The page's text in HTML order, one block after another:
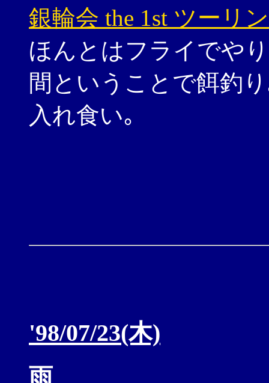
銀輪会 the 1st ツーリ
ほんとはフライでや
間ということで餌釣
入れ食い｡
'98/07/23(木)
雨